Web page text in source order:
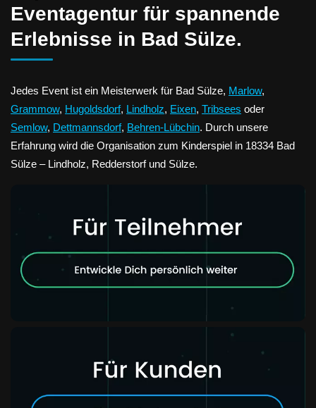
Eventagentur für spannende
Erlebnisse in Bad Sülze.
Jedes Event ist ein Meisterwerk für Bad Sülze, Marlow,
Grammow, Hugoldsdorf, Lindholz, Eixen, Tribsees oder
Semlow, Dettmannsdorf, Behren-Lübchin. Durch unsere
Erfahrung wird die Organisation zum Kinderspiel in 18334 Bad
Sülze – Lindholz, Redderstorf und Sülze.